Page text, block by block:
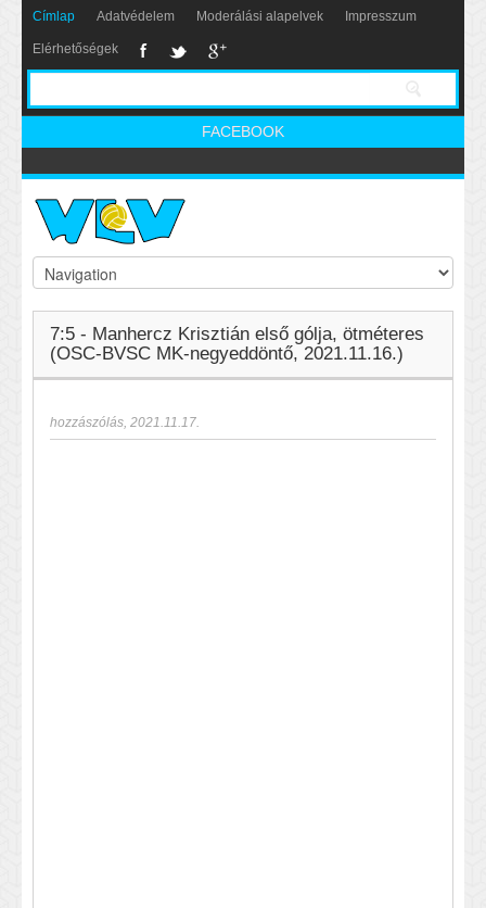
Címlap Adatvédelem Moderálási alapelvek Impresszum
Elérhetőségek
FACEBOOK
7:5 - Manhercz Krisztián első gólja, ötméteres
(OSC-BVSC MK-negyeddöntő, 2021.11.16.)
hozzászólás, 2021.11.17.